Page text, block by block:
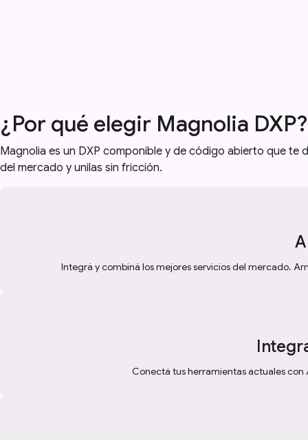
¿Por qué elegir Magnolia DXP?
Magnolia es un DXP componible y de código abierto que te
del mercado y unilas sin fricción.
Integrá y combiná los mejores servicios del mercado.
Conectá tus herramientas actuales con